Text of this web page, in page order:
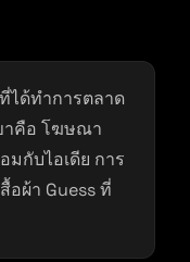
ได้ทำการตลาด
าคือ โฆษณา
กับไอเดีย การ
อผ้า Guess ที่